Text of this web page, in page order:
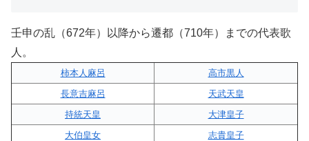
壬申の乱（672年）以降から遷都（710年）までの代表歌
人。
柿本人麻呂
高市黒人
長意吉麻呂
天武天皇
持統天皇
大津皇子
大伯皇女
志貴皇子